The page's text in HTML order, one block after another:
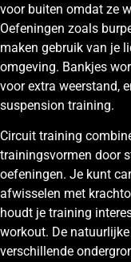
voor buiten omdat ze
Oefeningen zoals
maken gebruik van je
omgeving. Bankjes
voor extra weerstand,
suspension training.
Circuit training
trainingsvormen door
oefeningen. Je kunt
afwisselen met
houdt je training
workout. De
verschillende